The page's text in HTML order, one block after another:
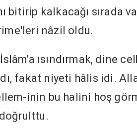
bitirip kalkacağı sırada
nâzil oldu.
ısındırmak, dine
fakat niyeti hâlis idi.
inin bu halini hoş